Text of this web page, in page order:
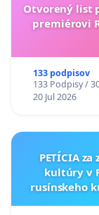
Otvorený list
premiérovi
133 podpisov
133 Podpisy /
20 Jul 2026
PETÍCIA
kultúry v
rusínskeho